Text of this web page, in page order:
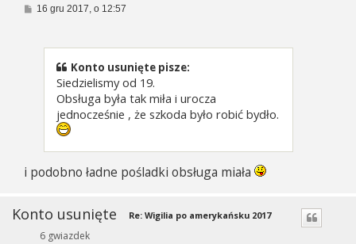
P16 gru 2017, o 12:57
Konto usunięte pisze:
Siedzielismy od 19.
Obsługa była tak miła i urocza
jednocześnie , że szkoda było robić bydło.
i podobno ładne pośladki obsługa miała
Konto usunięte
6 gwiazdek
Re: Wigilia po amerykańsku 2017